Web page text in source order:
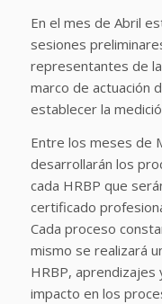
En el mes de Abril
sesiones
representantes de
marco de actuación
establecer la
Entre los meses de
desarrollarán los
cada HRBP que
certificado
Cada proceso
mismo se realizará
HRBP,
impacto en los